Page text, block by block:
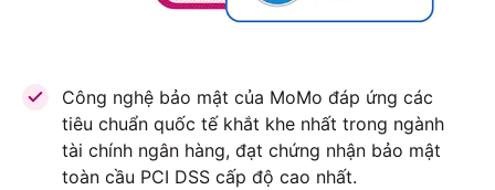
Công nghệ bảo mật của MoMo đáp ứng các
tiêu chuẩn quốc tế khắt khe nhất trong ngành
tài chính ngân hàng, đạt chứng nhận bảo mật
toàn cầu PCI DSS cấp độ cao nhất.